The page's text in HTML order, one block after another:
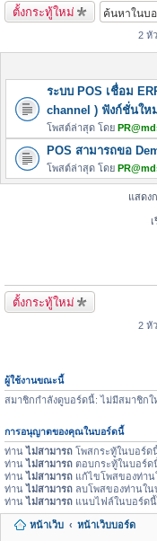
ตั้งกระทู้ใหม่
2 หั
ระบบ POS เชื่อม
channel ) ฟังก์ชั่นให
โพสต์ล่าสุด โดย
POS สามารถขอ
โพสต์ล่าสุด โดย
แสดง
ตั้งกระทู้ใหม่
2 หั
ผู้ใช้งานขณะนี้
สมาชิกกำลังดูบอร์ดนี้: ไม่มีสมาชิกใ
การอนุญาตของคุณในบอร์ดนี้
ท่านไม่สามารถ โพสกระทู้ในบอร์ด
ท่านไม่สามารถ ตอบกระทู้ในบอร์ด
ท่านไม่สามารถ แก้ไขโพสของท่า
ท่านไม่สามารถ ลบโพสของท่านใ
ท่านไม่สามารถ แนบไฟล์ในบอร์ด
หน้าเว็บ หน้าเว็บบอร์ด